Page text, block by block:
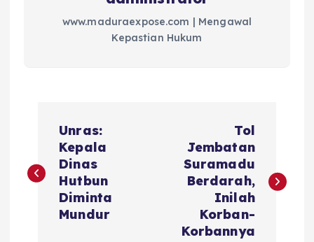
www.maduraexpose.com | Mengawal
Kepastian Hukum
v
Unras:
Kepala
Dinas
Hutbun
Diminta
Mundur
Tol
Jembatan
Suramadu
Berdarah,
Inilah
Korban-
Korbannya